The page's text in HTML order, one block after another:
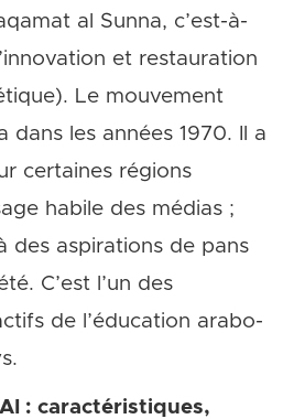
al Sunna, c’est-à-
et restauration
Le mouvement
dans les années 1970. Il a
certaines régions
habile des médias ;
des aspirations de pans
C’est l’un des
de l’éducation arabo-
: caractéristiques,